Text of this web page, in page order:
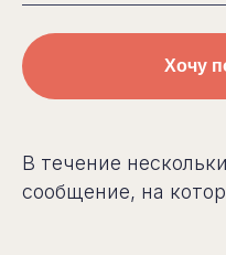
Хочу
В течение
сообщение, на